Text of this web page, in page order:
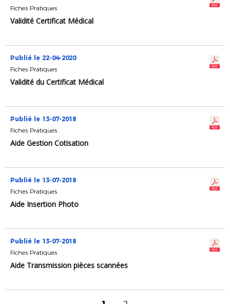
Fiches Pratiques
Validité Certificat Médical
Publié le 22-04-2020
Fiches Pratiques
Validité du Certificat Médical
Publié le 13-07-2018
Fiches Pratiques
Aide Gestion Cotisation
Publié le 13-07-2018
Fiches Pratiques
Aide Insertion Photo
Publié le 13-07-2018
Fiches Pratiques
Aide Transmission pièces scannées